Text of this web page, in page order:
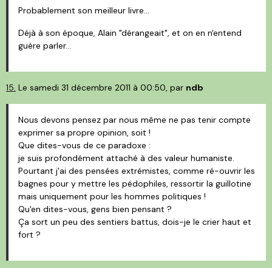
Probablement son meilleur livre...
Déjà à son époque, Alain "dérangeait", et on en n'entend
guère parler...
15. Le samedi 31 décembre 2011 à 00:50, par ndb
Nous devons pensez par nous même ne pas tenir compte
exprimer sa propre opinion, soit !
Que dites-vous de ce paradoxe :
je suis profondément attaché à des valeur humaniste.
Pourtant j'ai des pensées extrémistes, comme ré-ouvrir les
bagnes pour y mettre les pédophiles, ressortir la guillotine
mais uniquement pour les hommes politiques !
Qu'en dites-vous, gens bien pensant ?
Ça sort un peu des sentiers battus, dois-je le crier haut et
fort ?